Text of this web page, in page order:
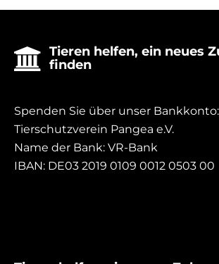
 Tieren helfen, ein neues
finden
Spenden Sie über unser Bankkonto:
Tierschutzverein Pangea e.V.
Name der Bank: VR-Bank
IBAN: DE03 2019 0109 0012 0503 00